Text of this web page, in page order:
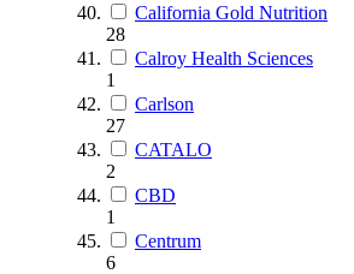
California Gold Nutrition
28
Calroy Health Sciences
1
Carlson
27
CATALO
2
CBD
1
Centrum
6